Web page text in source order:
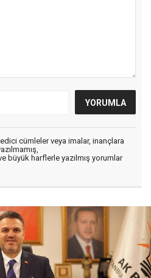
cümleler veya imalar, inançlara
büyük harflerle yazılmış yorumlar